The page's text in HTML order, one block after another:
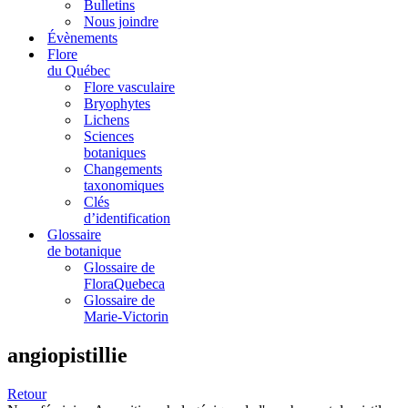
Bulletins
Nous joindre
Évènements
Flore
du Québec
Flore vasculaire
Bryophytes
Lichens
Sciences
botaniques
Changements
taxonomiques
Clés
d’identification
Glossaire
de botanique
Glossaire de
FloraQuebeca
Glossaire de
Marie-Victorin
angiopistillie
Retour